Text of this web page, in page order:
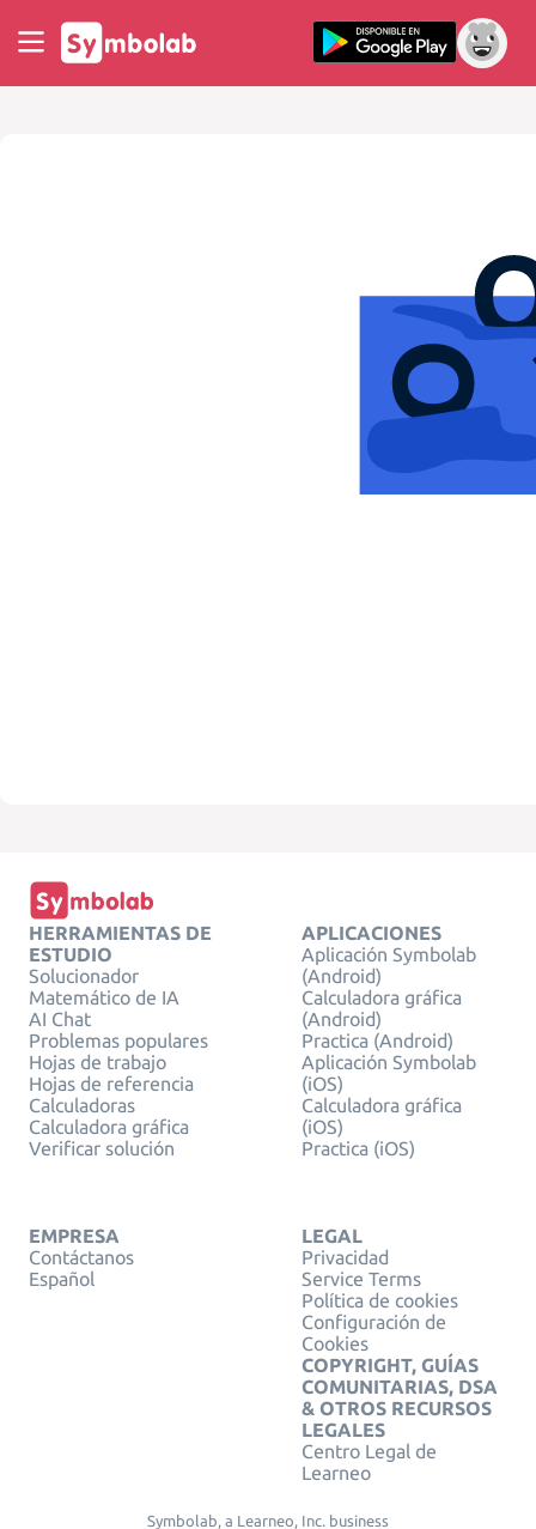
HERRAMIENTAS DE
ESTUDIO
Solucionador
Matemático de IA
AI Chat
Problemas populares
Hojas de trabajo
Hojas de referencia
Calculadoras
Calculadora gráfica
Verificar solución
APLICACIONES
Aplicación Symbolab
(Android)
Calculadora gráfica
(Android)
Practica (Android)
Aplicación Symbolab
(iOS)
Calculadora gráfica
(iOS)
Practica (iOS)
EMPRESA
Contáctanos
Español
LEGAL
Privacidad
Service Terms
Política de cookies
Configuración de
Cookies
COPYRIGHT, GUÍAS
COMUNITARIAS, DSA
& OTROS RECURSOS
LEGALES
Centro Legal de
Learneo
Symbolab, a Learneo, Inc. business